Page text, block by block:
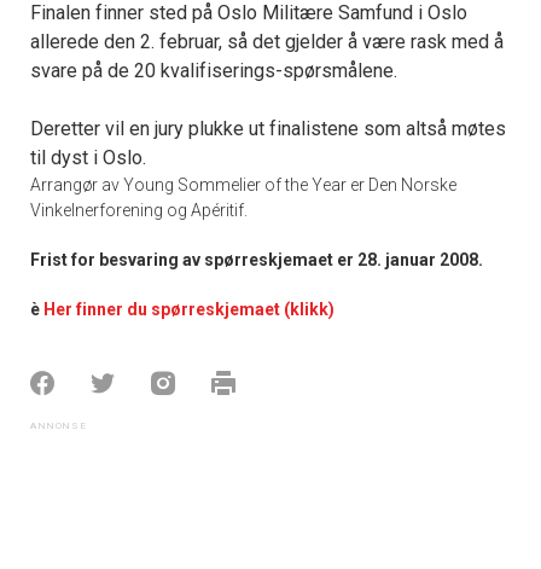
Finalen finner sted på Oslo Militære Samfund i Oslo
allerede den 2. februar, så det gjelder å være rask med å
svare på de 20 kvalifiserings-spørsmålene.
Deretter vil en jury plukke ut finalistene som altså møtes
til dyst i Oslo.
Arrangør av Young Sommelier of the Year er Den Norske
Vinkelnerforening og Apéritif.
Frist for besvaring av spørreskjemaet er 28. januar 2008.
è Her finner du spørreskjemaet (klikk)